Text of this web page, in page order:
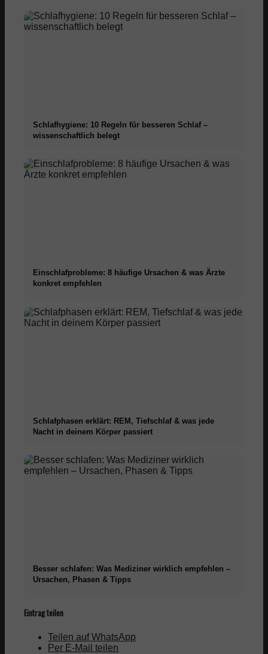
Schlafhygiene: 10 Regeln für besseren Schlaf –
wissenschaftlich belegt
Einschlafprobleme: 8 häufige Ursachen & was Ärzte
konkret empfehlen
Schlafphasen erklärt: REM, Tiefschlaf & was jede
Nacht in deinem Körper passiert
Besser schlafen: Was Mediziner wirklich empfehlen –
Ursachen, Phasen & Tipps
Eintrag teilen
Teilen auf WhatsApp
Per E-Mail teilen